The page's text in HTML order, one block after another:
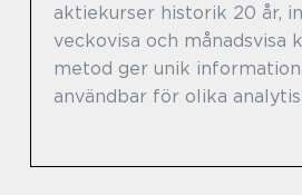
aktiekurser historik 20 år,
veckovisa och månadsvisa
metod ger unik
användbar för olika